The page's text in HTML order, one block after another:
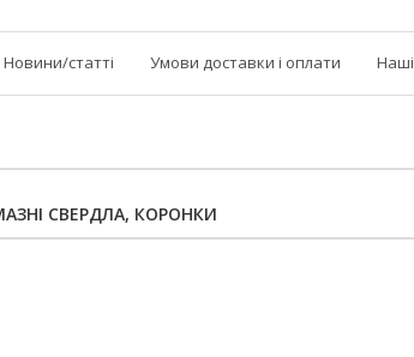
Новини/статті Умови доставки і оплати
СВЕРДЛА, КОРОНКИ